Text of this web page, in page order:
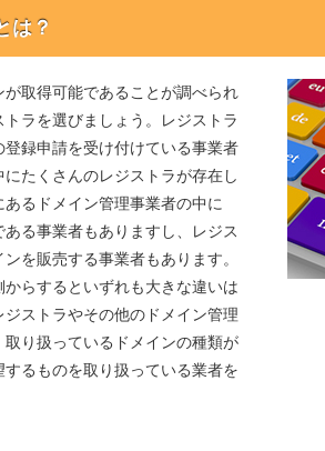
は？
が取得可能であることが調べられ
ラを選びましょう。レジストラ
登録申請を受け付けている事業者
たくさんのレジストラが存在し
あるドメイン管理事業者の中に
る事業者もありますし、レジス
ンを販売する事業者もあります。
らするといずれも大きな違いは
ジストラやその他のドメイン管理
取り扱っているドメインの種類が
るものを取り扱っている業者を